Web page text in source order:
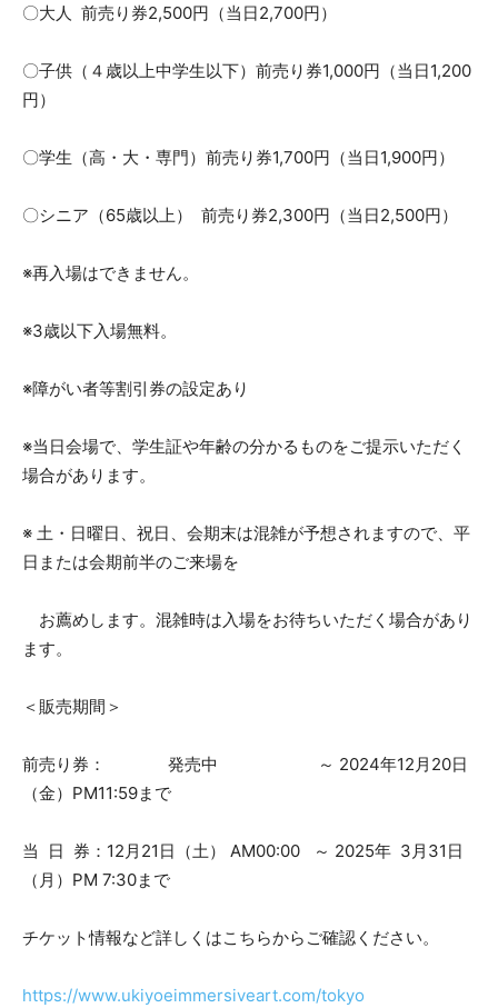
〇大人 前売り券2,500円（当日2,700円）
〇子供（４歳以上中学生以下）前売り券1,000円（当日1,200
円）
〇学生（高・大・専門）前売り券1,700円（当日1,900円）
〇シニア（65歳以上） 前売り券2,300円（当日2,500円）
※再入場はできません。
※3歳以下入場無料。
※障がい者等割引券の設定あり
※当日会場で、学生証や年齢の分かるものをご提示いただく
場合があります。
※ 土・日曜日、祝日、会期末は混雑が予想されますので、平
日または会期前半のご来場を
お薦めします。混雑時は入場をお待ちいただく場合があり
ます。
＜販売期間＞
前売り券： 発売中 ～ 2024年12月20日
（金）PM11:59まで
当 日 券：12月21日（土） AM00:00 ～ 2025年 3月31日
（月）PM 7:30まで
チケット情報など詳しくはこちらからご確認ください。
https://www.ukiyoeimmersiveart.com/tokyo